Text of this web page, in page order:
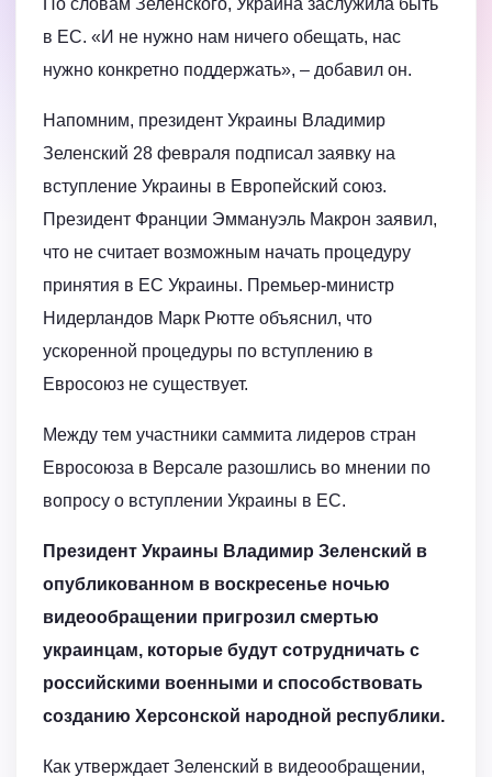
в ЕС. «И не нужно нам ничего обещать, нас
нужно конкретно поддержать», – добавил он.
Напомним, президент Украины Владимир
Зеленский 28 февраля подписал заявку на
вступление Украины в Европейский союз.
Президент Франции Эммануэль Макрон заявил,
что не считает возможным начать процедуру
принятия в ЕС Украины. Премьер-министр
Нидерландов Марк Рютте объяснил, что
ускоренной процедуры по вступлению в
Евросоюз не существует.
Между тем участники саммита лидеров стран
Евросоюза в Версале разошлись во мнении по
вопросу о вступлении Украины в ЕС.
Президент Украины Владимир Зеленский в
опубликованном в воскресенье ночью
видеообращении пригрозил смертью
украинцам, которые будут сотрудничать с
российскими военными и способствовать
созданию Херсонской народной республики.
Как утверждает Зеленский в видеообращении,